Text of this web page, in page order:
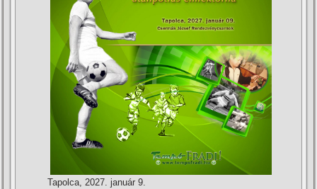
Tapolca, 2027. január 9.